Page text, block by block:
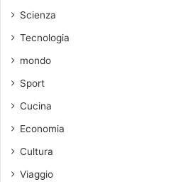
Scienza
Tecnologia
mondo
Sport
Cucina
Economia
Cultura
Viaggio